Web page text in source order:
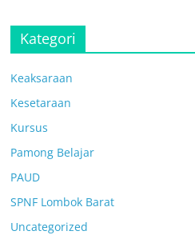
Kategori
Keaksaraan
Kesetaraan
Kursus
Pamong Belajar
PAUD
SPNF Lombok Barat
Uncategorized